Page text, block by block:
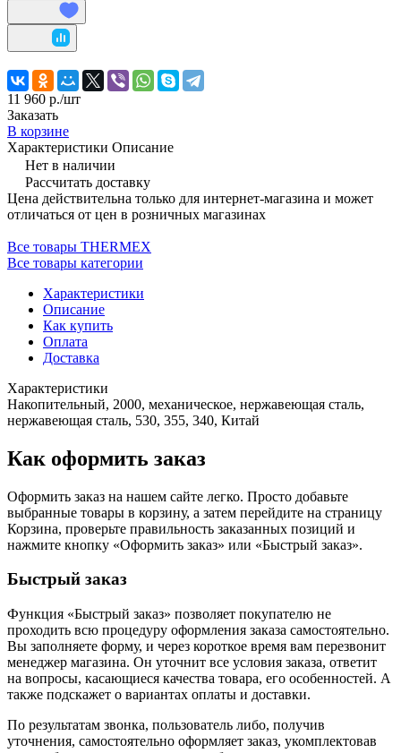
11 960 р./шт
Заказать
В корзине
Характеристики Описание
Нет в наличии
Рассчитать доставку
Цена действительна только для интернет-магазина и может
отличаться от цен в розничных магазинах
Все товары THERMEX
Все товары категории
Характеристики
Описание
Как купить
Оплата
Доставка
Характеристики
Накопительный, 2000, механическое, нержавеющая сталь,
нержавеющая сталь, 530, 355, 340, Китай
Как оформить заказ
Оформить заказ на нашем сайте легко. Просто добавьте
выбранные товары в корзину, а затем перейдите на страницу
Корзина, проверьте правильность заказанных позиций и
нажмите кнопку «Оформить заказ» или «Быстрый заказ».
Быстрый заказ
Функция «Быстрый заказ» позволяет покупателю не
проходить всю процедуру оформления заказа самостоятельно.
Вы заполняете форму, и через короткое время вам перезвонит
менеджер магазина. Он уточнит все условия заказа, ответит
на вопросы, касающиеся качества товара, его особенностей. А
также подскажет о вариантах оплаты и доставки.
По результатам звонка, пользователь либо, получив
уточнения, самостоятельно оформляет заказ, укомплектовав